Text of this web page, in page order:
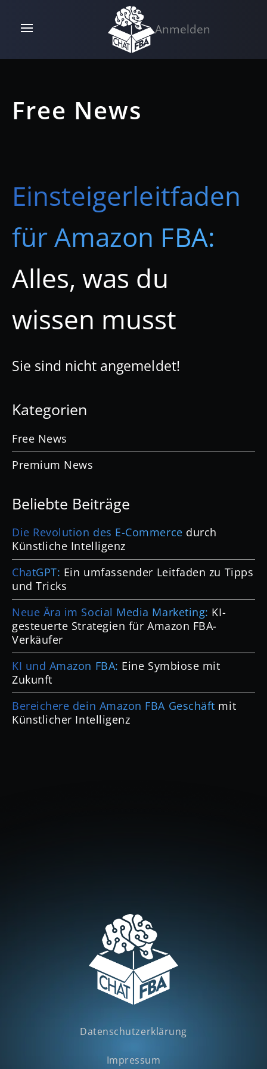
Anmelden
Free News
Einsteigerleitfaden
für Amazon FBA:
Alles, was du
wissen musst
Sie sind nicht angemeldet!
Kategorien
Free News
Premium News
Beliebte Beiträge
Die Revolution des E-Commerce durch
Künstliche Intelligenz
ChatGPT: Ein umfassender Leitfaden zu Tipps
und Tricks
Neue Ära im Social Media Marketing: KI-
gesteuerte Strategien für Amazon FBA-
Verkäufer
KI und Amazon FBA: Eine Symbiose mit
Zukunft
Bereichere dein Amazon FBA Geschäft mit
Künstlicher Intelligenz
Datenschutzerklärung
Impressum